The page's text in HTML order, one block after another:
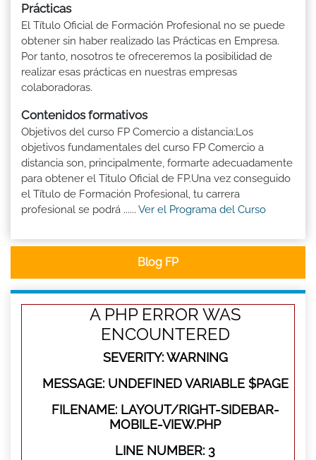
Prácticas
El Título Oficial de Formación Profesional no se puede
obtener sin haber realizado las Prácticas en Empresa.
Por tanto, nosotros te ofreceremos la posibilidad de
realizar esas prácticas en nuestras empresas
colaboradoras.
Contenidos formativos
Objetivos del curso FP Comercio a distancia:Los
objetivos fundamentales del curso FP Comercio a
distancia son, principalmente, formarte adecuadamente
para obtener el Titulo Oficial de FP.Una vez conseguido
el Título de Formación Profesional, tu carrera
profesional se podrá ...... Ver el Programa del Curso
Blog FP
A PHP ERROR WAS
ENCOUNTERED
SEVERITY: WARNING
MESSAGE: UNDEFINED VARIABLE $PAGE
FILENAME: LAYOUT/RIGHT-SIDEBAR-
MOBILE-VIEW.PHP
LINE NUMBER: 3